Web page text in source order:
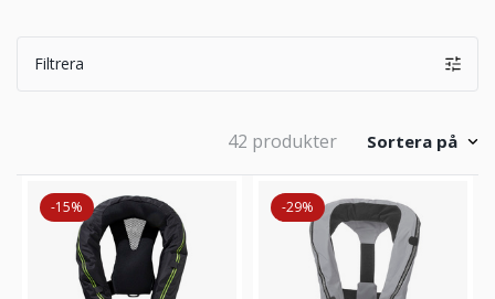
Filtrera
42 produkter Sortera på
-15% -29%